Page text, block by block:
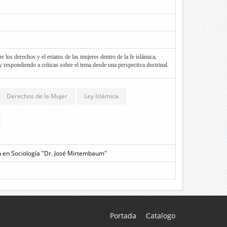
los derechos y el estatus de las mujeres dentro de la fe islámica,
a críticas sobre el tema desde una perspectiva doctrinal.
Derechos de la Mujer Ley Islámica
Sociología "Dr. José Mirtembaum"
Portada Catalogo